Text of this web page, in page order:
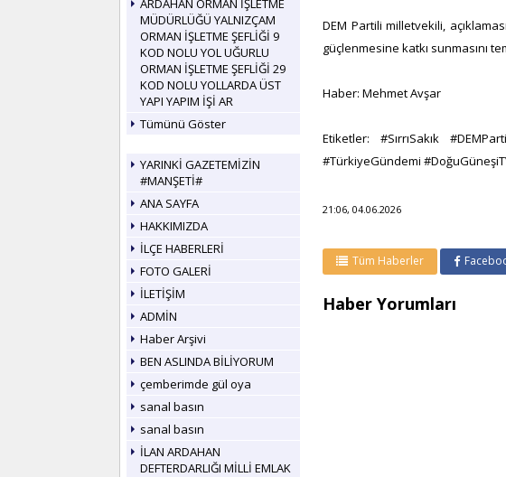
ARDAHAN ORMAN İŞLETME
MÜDÜRLÜĞÜ YALNIZÇAM
ORMAN İŞLETME ŞEFLİĞİ 9
KOD NOLU YOL UĞURLU
ORMAN İŞLETME ŞEFLİĞİ 29
KOD NOLU YOLLARDA ÜST
YAPI YAPIM İŞİ AR
Tümünü Göster
YARINKİ GAZETEMİZİN
#MANŞETİ#
ANA SAYFA
HAKKIMIZDA
İLÇE HABERLERİ
FOTO GALERİ
İLETİŞİM
ADMİN
Haber Arşivi
BEN ASLINDA BİLİYORUM
çemberimde gül oya
sanal basın
sanal basın
İLAN ARDAHAN
DEFTERDARLIĞI MİLLİ EMLAK
DEM Partili milletvekili,
güçlenmesine katkı sunmasını
Haber: Mehmet Avşar
Etiketler: #SırrıSakık
#TürkiyeGündemi
21:06, 04.06.2026
Tüm Haberler
Haber Yorumları